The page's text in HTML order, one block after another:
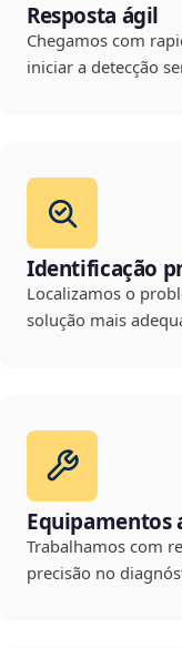
Resposta ágil
Chegamos com
iniciar a detecção
Identificação
Localizamos o
solução mais
Equipamentos
Trabalhamos com
precisão no